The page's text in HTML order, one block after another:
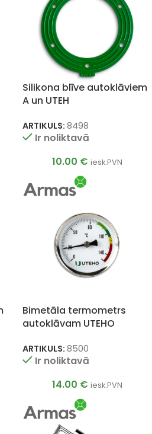
Silikona blīve autoklāviem
A un UTEH
ARTIKULS: 8498
Ir noliktavā
10.00 € iesk.PVN
Bimetāla termometrs
autoklāvam UTEHO
ARTIKULS: 8500
Ir noliktavā
14.00 € iesk.PVN